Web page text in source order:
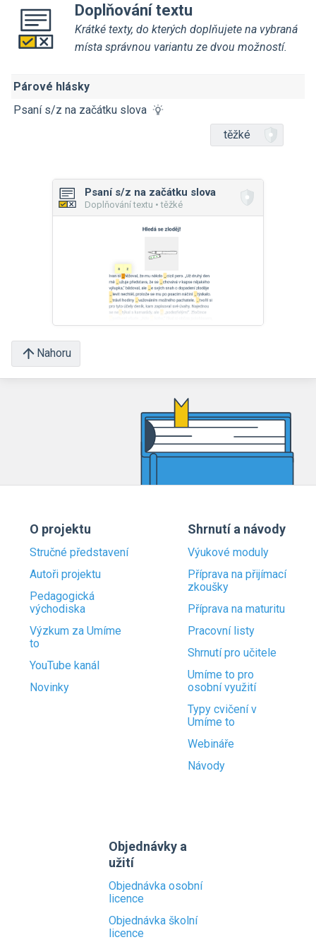
Doplňování textu
Krátké texty, do kterých doplňujete na vybraná
místa správnou variantu ze dvou možností.
Párové hlásky
Psaní s/z na začátku slova
těžké
Psaní s/z na začátku slova
Doplňování textu • těžké
Nahoru
O projektu
Stručné představení
Autoři projektu
Pedagogická
východiska
Výzkum za Umíme
to
YouTube kanál
Novinky
Shrnutí a návody
Výukové moduly
Příprava na přijímací
zkoušky
Příprava na maturitu
Pracovní listy
Shrnutí pro učitele
Umíme to pro
osobní využití
Typy cvičení v
Umíme to
Webináře
Návody
Objednávky a
užití
Objednávka osobní
licence
Objednávka školní
licence